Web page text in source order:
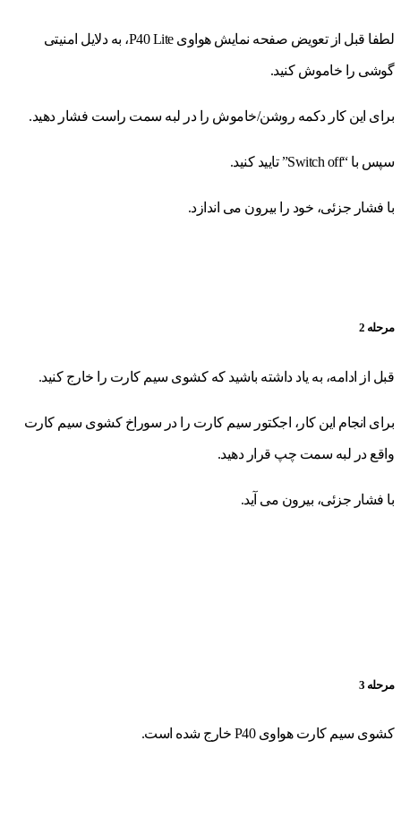
لطفا قبل از تعویض صفحه نمایش هواوی P40 Lite، به دلایل امنیتی
گوشی را خاموش کنید.
برای این کار دکمه روشن/خاموش را در لبه سمت راست فشار دهید.
سپس با “Switch off” تایید کنید.
با فشار جزئی، خود را بیرون می اندازد.
مرحله 2
قبل از ادامه، به یاد داشته باشید که کشوی سیم کارت را خارج کنید.
برای انجام این کار، اجکتور سیم کارت را در سوراخ کشوی سیم کارت
واقع در لبه سمت چپ قرار دهید.
با فشار جزئی، بیرون می آید.
مرحله 3
کشوی سیم کارت هواوی P40 خارج شده است.